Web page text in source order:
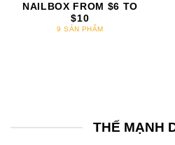
NAILBOX FROM $6 TO
$10
9 SẢN PHẨM
THẾ MẠNH